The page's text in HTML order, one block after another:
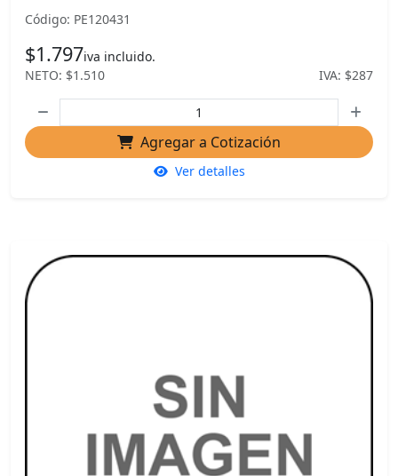
Código: PE120431
$1.797iva incluido.
NETO: $1.510
IVA: $287
Agregar a Cotización
Ver detalles